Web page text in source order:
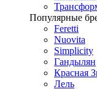
Популярные
Feretti
Nuovita
Simplicity
Гандылян
Красная
Лель